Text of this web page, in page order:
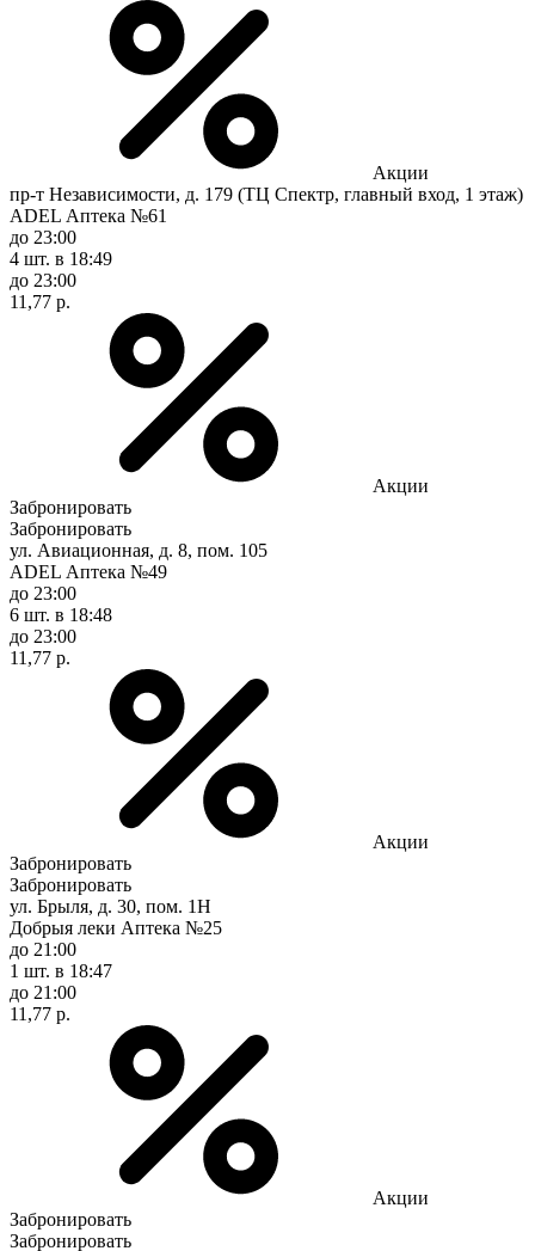
Акции
пр-т Независимости, д. 179 (ТЦ Спектр, главный вход, 1 этаж)
ADEL Аптека №61
до 23:00
4 шт. в 18:49
до 23:00
11,77 р.
Акции
Забронировать
Забронировать
ул. Авиационная, д. 8, пом. 105
ADEL Аптека №49
до 23:00
6 шт. в 18:48
до 23:00
11,77 р.
Акции
Забронировать
Забронировать
ул. Брыля, д. 30, пом. 1Н
Добрыя леки Аптека №25
до 21:00
1 шт. в 18:47
до 21:00
11,77 р.
Акции
Забронировать
Забронировать